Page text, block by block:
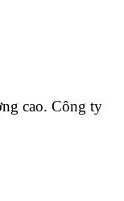
cao. Công ty